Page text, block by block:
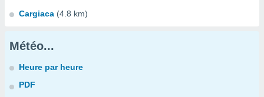
Cargiaca (4.8 km)
Météo...
Heure par heure
PDF